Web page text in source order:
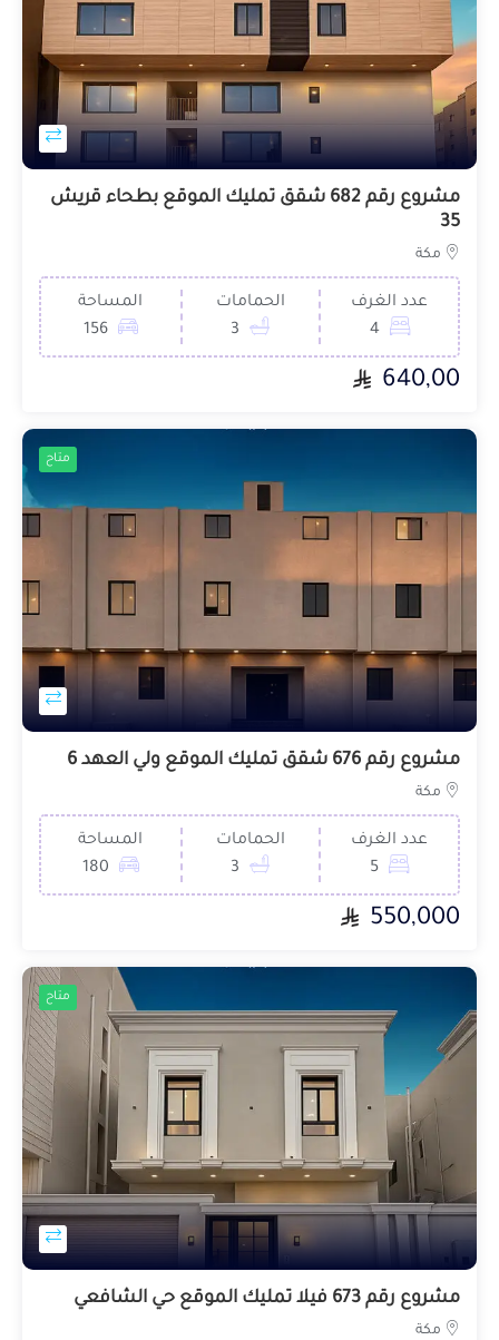
مشروع رقم 682 شقق تمليك الموقع بطحاء قريش
35
مكة
عدد الغرف
4
الحمامات
3
المساحة
156
640,00
متاح
مشروع رقم 676 شقق تمليك الموقع ولي العهد 6
مكة
عدد الغرف
5
الحمامات
3
المساحة
180
550,000
متاح
مشروع رقم 673 فيلا تمليك الموقع حي الشافعي
مكة